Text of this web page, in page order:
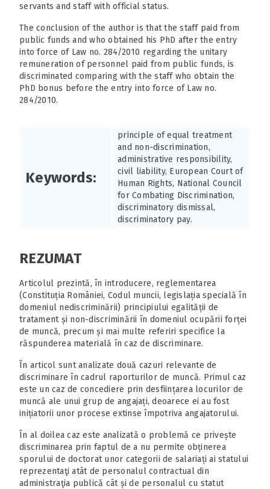
servants and staff with official status.
The conclusion of the author is that the staff paid from
public funds and who obtained his PhD after the entry
into force of Law no. 284/2010 regarding the unitary
remuneration of personnel paid from public funds, is
discriminated comparing with the staff who obtain the
PhD bonus before the entry into force of Law no.
284/2010.
Keywords:
principle of equal treatment
and non-discrimination,
administrative responsibility,
civil liability, European Court of
Human Rights, National Council
for Combating Discrimination,
discriminatory dismissal,
discriminatory pay.
REZUMAT
Articolul prezintă, în introducere, reglementarea
(Constituția României, Codul muncii, legislația specială în
domeniul nediscriminării) principiului egalității de
tratament și non-discriminării în domeniul ocupării forței
de muncă, precum și mai multe referiri specifice la
răspunderea materială în caz de discriminare.
În articol sunt analizate două cazuri relevante de
discriminare în cadrul raporturilor de muncă. Primul caz
este un caz de concediere prin desființarea locurilor de
muncă ale unui grup de angajați, deoarece ei au fost
inițiatorii unor procese extinse împotriva angajatorului.
În al doilea caz este analizată o problemă ce privește
discriminarea prin faptul de a nu permite obținerea
sporului de doctorat unor categorii de salariați ai statului
reprezentaţi atât de personalul contractual din
administraţia publică cât și de personalul cu statut